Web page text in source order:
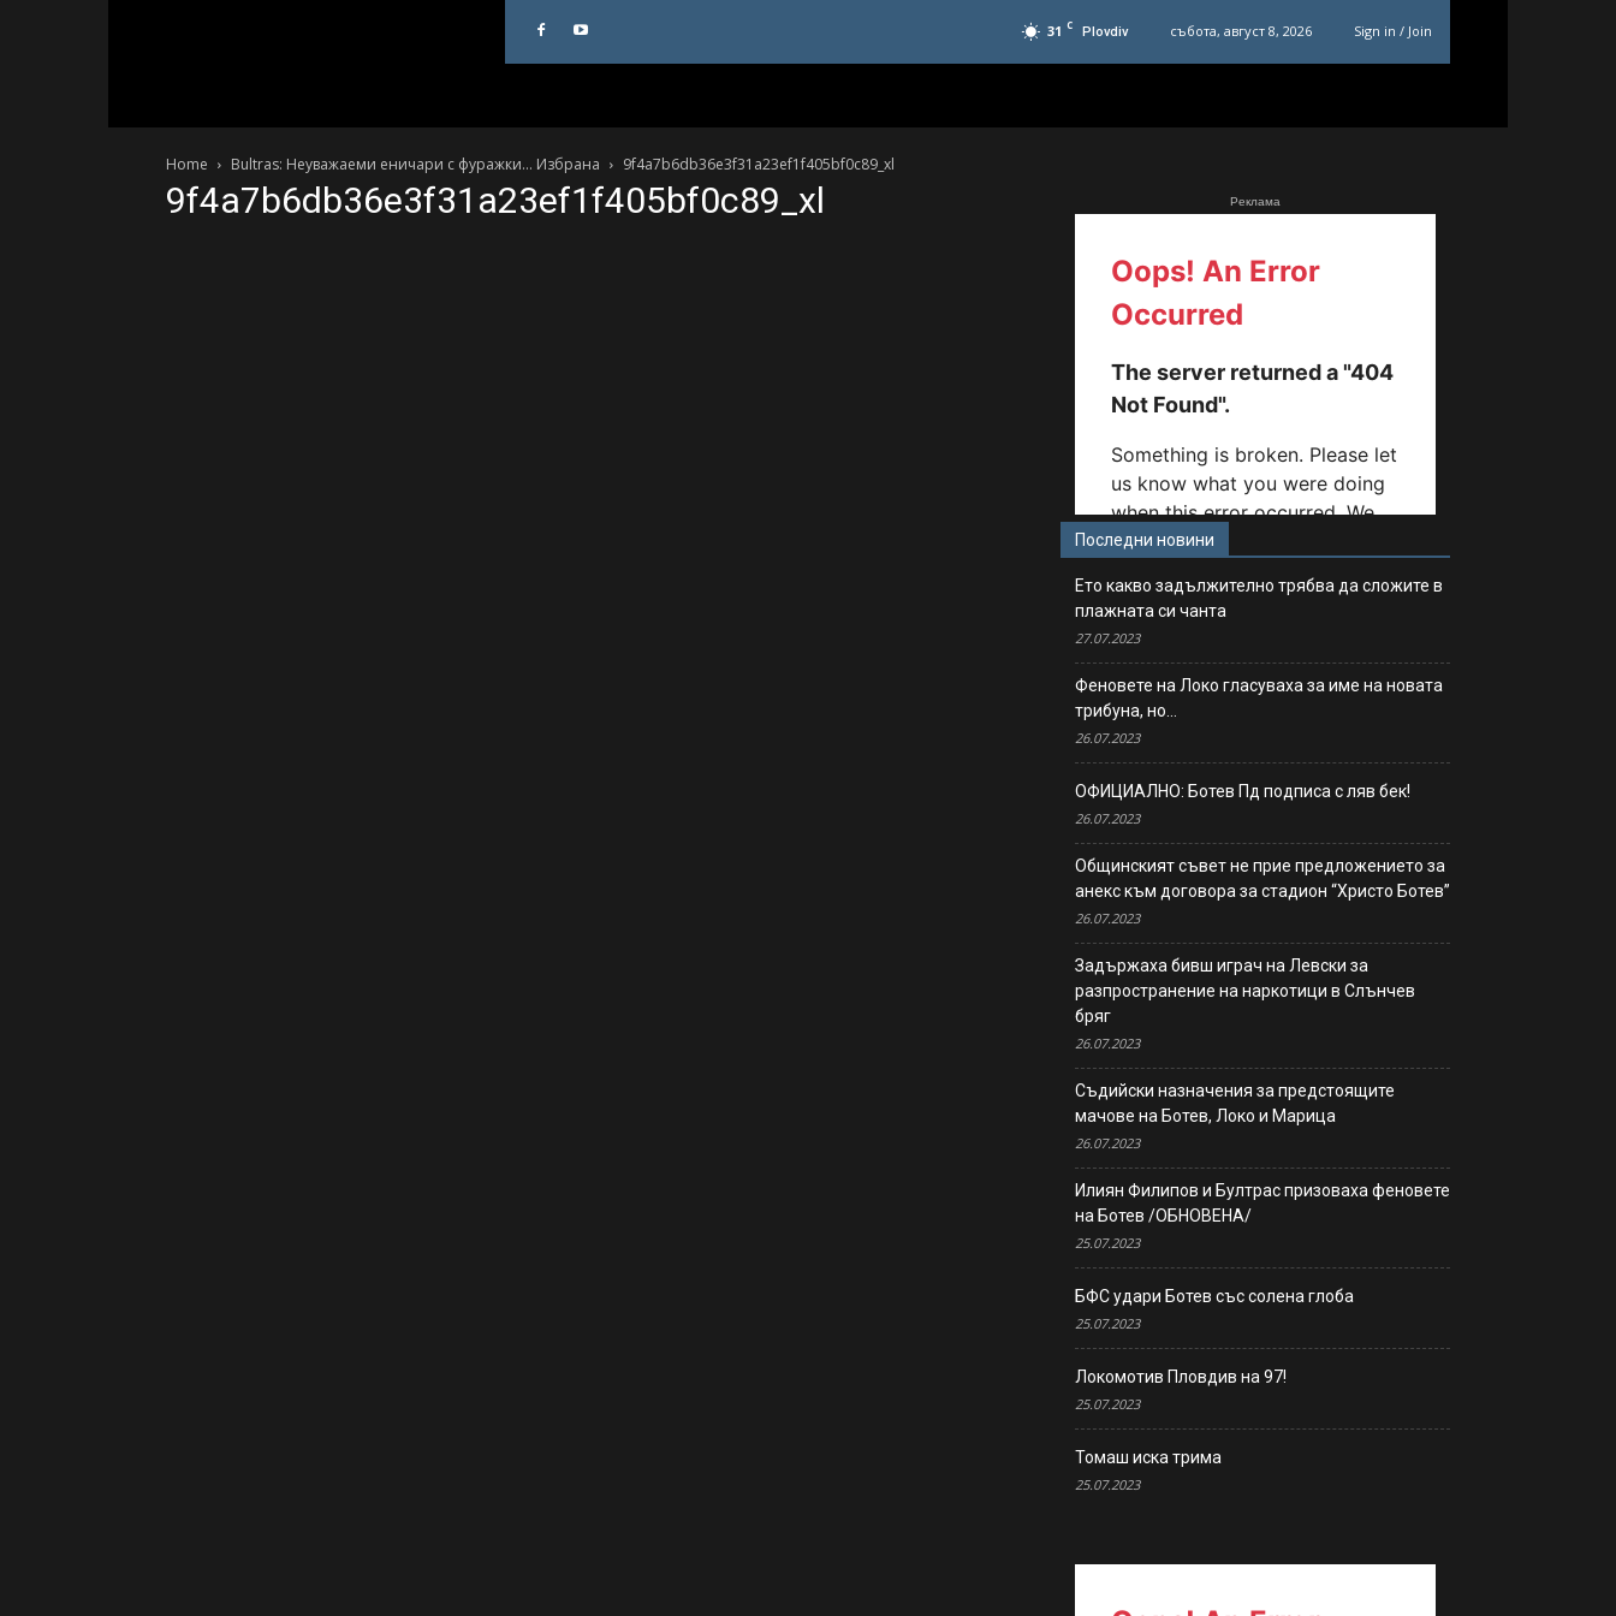
31 C Plovdiv събота, август 8, 2026 Sign in / Join
Home Bultras: Неуважаеми еничари с фуражки… Избрана 9f4a7b6db36e3f31a23ef1f405bf0c89_xl
9f4a7b6db36e3f31a23ef1f405bf0c89_xl Реклама
Последни новини
Ето какво задължително трябва да сложите в
плажната си чанта
27.07.2023
Феновете на Локо гласуваха за име на новата
трибуна, но…
26.07.2023
ОФИЦИАЛНО: Ботев Пд подписа с ляв бек!
26.07.2023
Общинският съвет не прие предложението за
анекс към договора за стадион “Христо Ботев”
26.07.2023
Задържаха бивш играч на Левски за
разпространение на наркотици в Слънчев
бряг
26.07.2023
Съдийски назначения за предстоящите
мачове на Ботев, Локо и Марица
26.07.2023
Илиян Филипов и Бултрас призоваха феновете
на Ботев /ОБНОВЕНА/
25.07.2023
БФС удари Ботев със солена глоба
25.07.2023
Локомотив Пловдив на 97!
25.07.2023
Томаш иска трима
25.07.2023